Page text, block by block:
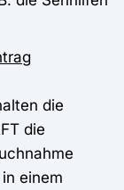
die
die
einem